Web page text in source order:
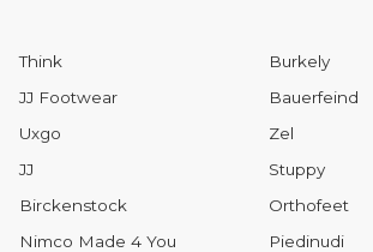
Think
JJ Footwear
Uxgo
JJ
Birckenstock
Nimco Made 4 You
Burkely
Bauerfeind
Zel
Stuppy
Orthofeet
Piedinudi